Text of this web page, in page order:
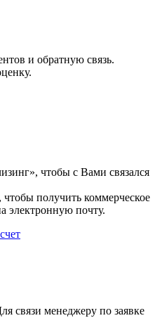
и обратную связь.
чтобы с Вами связался
получить коммерческое
электронную почту.
связи менеджеру по заявке